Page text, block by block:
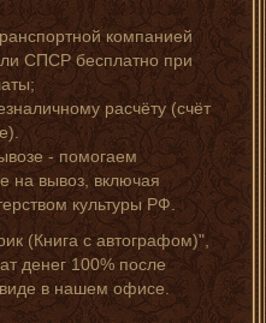
компанией
СПСР бесплатно при
расчёту (счёт
- помогаем
на вывоз, включая
культуры РФ.
(Книга с автографом)",
денег 100% после
в нашем офисе.